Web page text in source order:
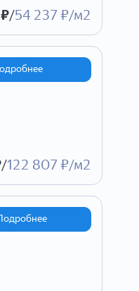
/54 237 ₽/м2
/122 807 ₽/м2